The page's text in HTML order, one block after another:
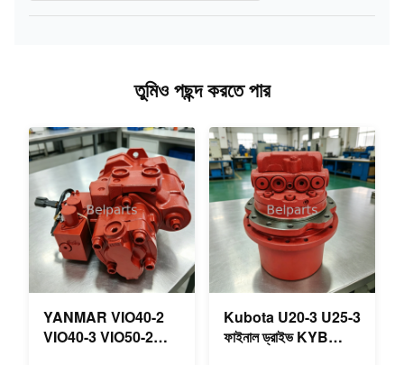
তুমিও পছন্দ করতে পার
YANMAR VIO40-2
VIO40-3 VIO50-2
Kubota U20-3 U25-3
ফাইনাল ড্রাইভ KYB